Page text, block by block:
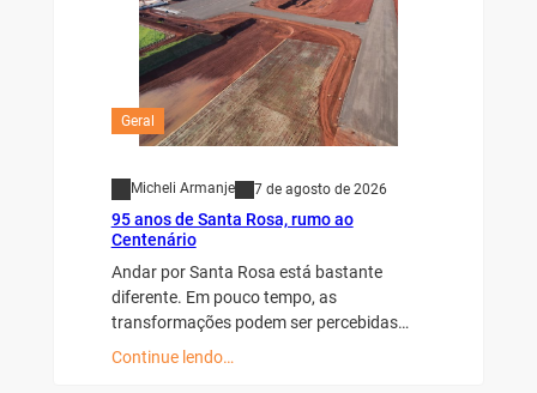
Geral
Micheli Armanje 7 de agosto de 2026
95 anos de Santa Rosa, rumo ao
Centenário
Andar por Santa Rosa está bastante
diferente. Em pouco tempo, as
transformações podem ser percebidas…
Continue lendo…